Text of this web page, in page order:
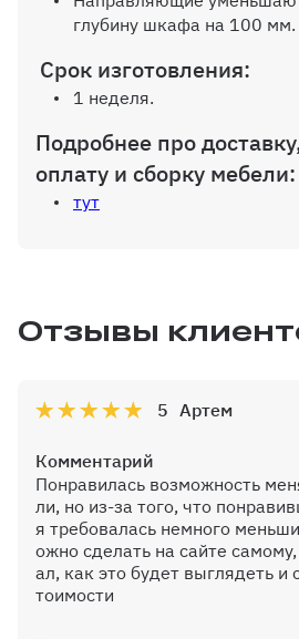
выдвижения),
1200 мм
глубину шкафа на 100 мм.
Срок изготовления:
1 неделя.
Подробнее про
оплату и сборку мебели:
тут
Отзывы
5 Артем
Комментарий
Понравилась возможность
ли, но из-за того, что
я требовалась немного
ожно сделать на сайте
ал, как это будет выглядеть и
тоимости